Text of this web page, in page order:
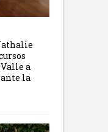
a
la